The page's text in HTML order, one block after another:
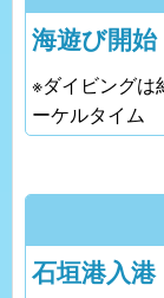
海遊び開始
※ダイビングは
ーケルタイム
石垣港入港